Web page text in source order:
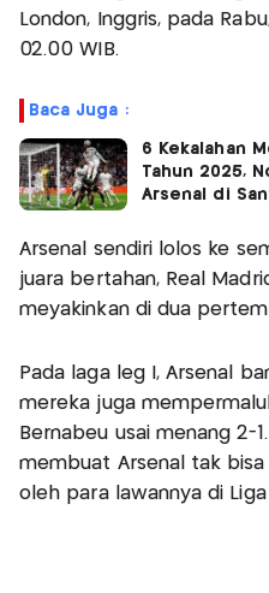
London, Inggris, pada
02.00 WIB.
Baca Juga :
6 Kekalahan
Tahun 2025,
Arsenal di
Arsenal sendiri lolos ke
juara bertahan, Real
meyakinkan di dua
Pada laga leg I, Arsenal
mereka juga
Bernabeu usai menang 2-
membuat Arsenal tak
oleh para lawannya di